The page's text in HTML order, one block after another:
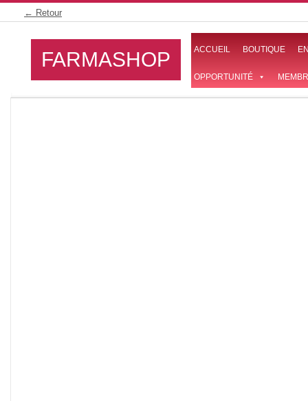
← Retour
FARMASHOP ACCUEIL BOUTIQUE
OPPORTUNITÉ